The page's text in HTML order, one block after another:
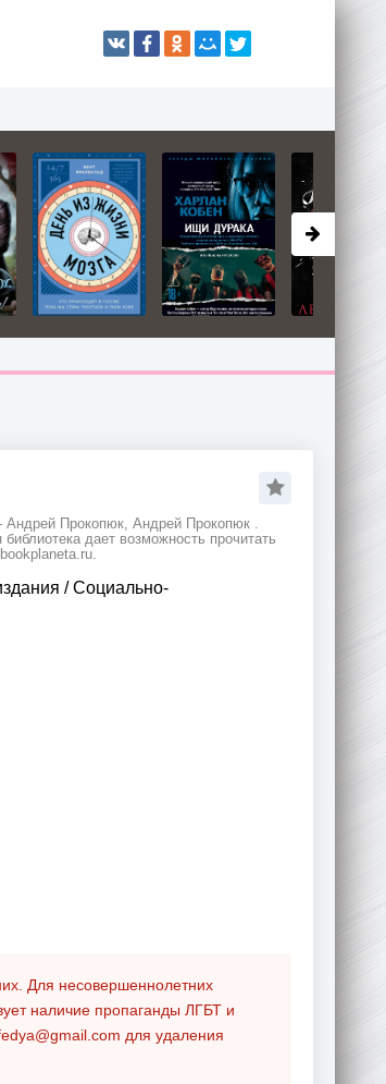
Андрей Прокопюк, Андрей Прокопюк .
дает возможность прочитать
/Социально-
Для несовершеннолетних
наличие пропаганды ЛГБТ и
для удаления